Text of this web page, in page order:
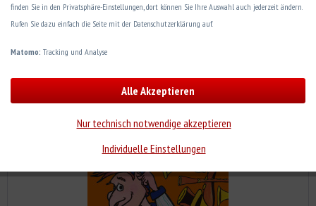
Lieder
finden Sie in den Privatsphäre-Einstellungen, dort können Sie Ihre Auswahl auch jederzeit ändern.
Rufen Sie dazu einfach die Seite mit der Datenschutzerklärung auf.
Matomo: Tracking und Analyse
Individuelle Einstellungen
Nur technisch notwendige akzeptieren
Alle Akzeptieren